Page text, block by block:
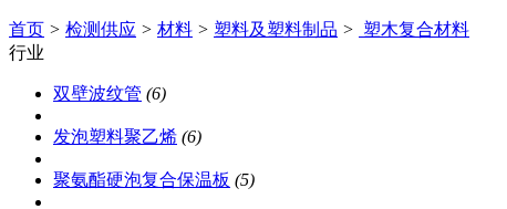
首页 > 检测供应 > 材料 > 塑料及塑料制品 > 塑木复合材料
行业
双壁波纹管 (6)
发泡塑料聚乙烯 (6)
聚氨酯硬泡复合保温板 (5)